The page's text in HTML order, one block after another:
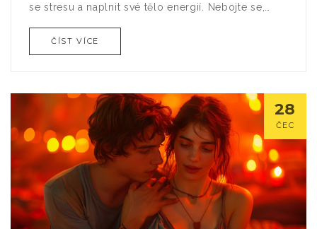
se stresu a naplnit své tělo energií. Nebojte se,
prozkoumat svou sexualitu a zároveň se cítit
ČÍST VÍCE
28
ČEC